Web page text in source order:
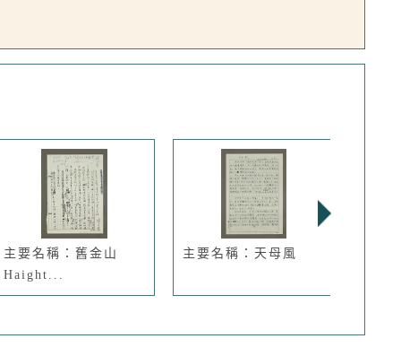
主要名稱：舊金山
Haight...
主要名稱：天母風